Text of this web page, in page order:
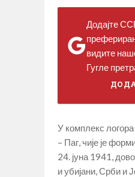
Додајте
видите
Гугле
У комплекс
– Паг, чије је
24. јуна 1941,
и убијани, Срби и